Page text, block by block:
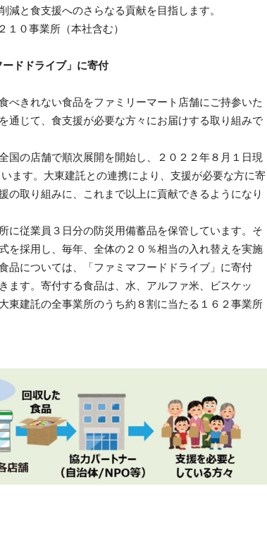
と食支援へのさらなる貢献を目指します。
０事業所（本社含む）
ドドライブ」に寄付
べきれない食品をファミリーマート店舗にご持参いた
通じて、食支援が必要な方々にお届けする取り組みで
国の店舗で順次展開を開始し、２０２２年８月１日現
ます。大東建託との連携により、支援が必要な方に寄
の取り組みに、これまで以上に貢献できるようになり
に従業員３日分の防災用備蓄品を保管しています。そ
を採用し、毎年、全体の２０％相当の入れ替えを実施
品については、「ファミマフードドライブ」に寄付
ます。寄付する食品は、水、アルファ米、ビスケッ
東建託の全事業所のうち約８割に当たる１６２事業所